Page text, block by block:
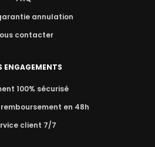
annulation
contacter
ENGAGEMENTS
100% sécurisé
en 48h
client 7/7